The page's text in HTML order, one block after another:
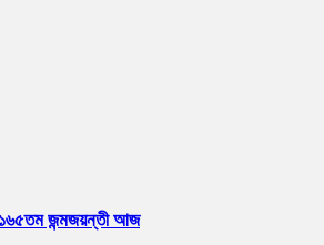
১৬৫তম জন্মজয়ন্তী আজ